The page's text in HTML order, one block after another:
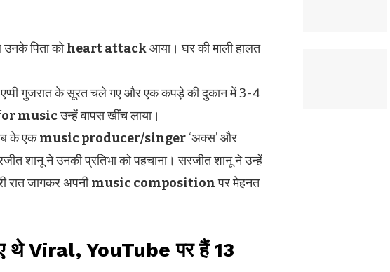
पिता कोheart attackआया। घर की माली हालत
एप्पी गुजरात के सूरत चले गए और एक कपड़े की दुकान में 3-4
musicउन्हें वापस खींच लाया।
के एकmusic producer/singer ‘अक्स’ और
शानू ने उनकी प्रतिभा को पहचाना। सरजीत शानू ने उन्हें
रात जागकर अपनीmusic compositionपर मेहनत
थे Viral, YouTube पर हैं 13